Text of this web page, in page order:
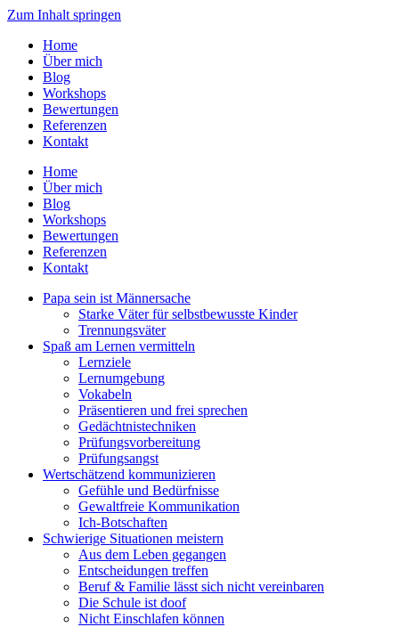
Zum Inhalt springen
Home
Über mich
Blog
Workshops
Bewertungen
Referenzen
Kontakt
Home
Über mich
Blog
Workshops
Bewertungen
Referenzen
Kontakt
Papa sein ist Männersache
Starke Väter für selbstbewusste Kinder
Trennungsväter
Spaß am Lernen vermitteln
Lernziele
Lernumgebung
Vokabeln
Präsentieren und frei sprechen
Gedächtnistechniken
Prüfungsvorbereitung
Prüfungsangst
Wertschätzend kommunizieren
Gefühle und Bedürfnisse
Gewaltfreie Kommunikation
Ich-Botschaften
Schwierige Situationen meistern
Aus dem Leben gegangen
Entscheidungen treffen
Beruf & Familie lässt sich nicht vereinbaren
Die Schule ist doof
Nicht Einschlafen können